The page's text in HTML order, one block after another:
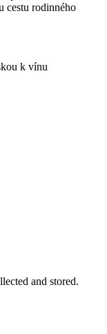
cestu rodinného
k vínu
and stored.